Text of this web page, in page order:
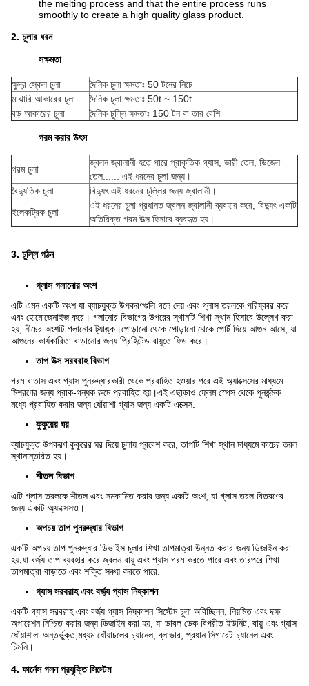
the melting process and that the entire process runs
smoothly to create a high quality glass product.
2. চুলার ধরন
সক্ষমতা
ক্ষুদ্র স্কেল চুলা
দৈনিক চুলা ক্ষমতাঃ 50 টনের নিচে
মাঝারি আকারের চুলা
দৈনিক চুলা ক্ষমতাঃ 50t ~ 150t
বড় আকারের চুলা
দৈনিক চুল্লি ক্ষমতাঃ 150 টন বা তার বেশি
গরম করার উৎস
গরম চুলা
জ্বলন জ্বালানী হতে পারে প্রাকৃতিক গ্যাস, ভারী তেল, ডিজেল
তেল...... এই ধরনের চুলা জন্য।
বৈদ্যুতিক চুলা
বিদ্যুৎ এই ধরনের চুল্লির জন্য জ্বালানী।
ইলেকট্রিক চুলা
এই ধরনের চুলা প্রধানত জ্বলন জ্বালানী ব্যবহার করে, বিদ্যুৎ একটি
অতিরিক্ত গরম উত্স হিসাবে ব্যবহৃত হয়।
3. চুল্লি গঠন
গ্লাস গলানোর অংশ
এটি এমন একটি অংশ যা ব্যাচযুক্ত উপকরণগুলি গলে দেয় এবং গ্লাস তরলকে পরিষ্কার করে
এবং হোমোজেনাইজ করে। গলানোর বিভাগের উপরের স্থানটি শিখা স্থান হিসাবে উল্লেখ করা
হয়, নীচের অংশটি গলানোর ট্যাঙ্ক।পোড়ানো থেকে পোড়ানো থেকে পোর্ট দিয়ে আগুন আসে, যা
আগুনের কার্যকারিতা বাড়ানোর জন্য প্রিহিটেড বায়ুতে ফিড করে।
তাপ উত্স সরবরাহ বিভাগ
গরম বাতাস এবং গ্যাস পুনরুদ্ধারকারী থেকে প্রবাহিত হওয়ার পরে এই অ্যাক্সেসের মাধ্যমে
মিশ্রণের জন্য প্রাক-গন্ধক রুমে প্রবাহিত হয়।এই এছাড়াও ফ্লেম স্পেস থেকে পুনর্জন্মক
মধ্যে প্রবাহিত করার জন্য ধোঁয়াশা গ্যাস জন্য একটি এক্সেস.
কুকুরের ঘর
ব্যাচযুক্ত উপকরণ কুকুরের ঘর দিয়ে চুলায় প্রবেশ করে, তাপটি শিখা স্থান মাধ্যমে কাচের তরল
স্থানান্তরিত হয়।
শীতল বিভাগ
এটি গ্লাস তরলকে শীতল এবং সমকামিত করার জন্য একটি অংশ, যা গ্লাস তরল বিতরণের
জন্য একটি অ্যাক্সেসও।
অপচয় তাপ পুনরুদ্ধার বিভাগ
একটি অপচয় তাপ পুনরুদ্ধার ডিভাইস চুলার শিখা তাপমাত্রা উন্নত করার জন্য ডিজাইন করা
হয়,যা বর্জ্য তাপ ব্যবহার করে জ্বলন বায়ু এবং গ্যাস গরম করতে পারে এবং তারপরে শিখা
তাপমাত্রা বাড়াতে এবং শক্তি সঞ্চয় করতে পারে.
গ্যাস সরবরাহ এবং বর্জ্য গ্যাস নিষ্কাশন
একটি গ্যাস সরবরাহ এবং বর্জ্য গ্যাস নিষ্কাশন সিস্টেম চুলা অবিচ্ছিন্ন, নিয়মিত এবং দক্ষ
অপারেশন নিশ্চিত করার জন্য ডিজাইন করা হয়, যা ডাবল ডেক বিপরীত ইউনিট, বায়ু এবং গ্যাস
ধোঁয়াশালা অন্তর্ভুক্ত,মধ্যম ধোঁয়াচলের চ্যানেল, ব্লাভার, প্রধান সিগারেট চ্যানেল এবং
চিমনি।
4. ফার্নেস গলন প্রযুক্তি সিস্টেম